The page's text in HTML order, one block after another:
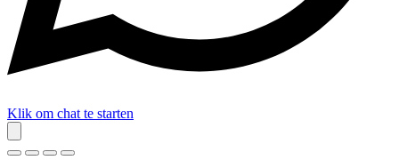
Klik om chat te starten